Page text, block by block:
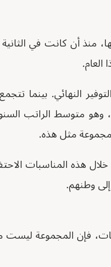
منذ أن كانت في
النهائي. بينما
أنهم وفروا أكثر من 100000 جنيه،
هذه المناسبات
وطنهم.
فإن المجموعة